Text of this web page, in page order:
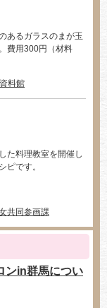
あるガラスのまが玉
費用300円（材料
料館
た料理教室を開催し
ピです。
共同参画課
ンin群馬につい